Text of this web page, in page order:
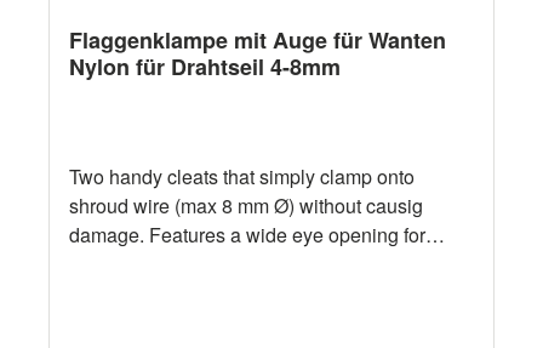
Flaggenklampe mit Auge für Wanten
Nylon für Drahtseil 4-8mm
Two handy cleats that simply clamp onto
shroud wire (max 8 mm Ø) without causig
damage. Features a wide eye opening for